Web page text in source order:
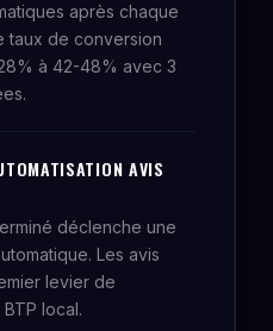
après chaque
taux de conversion
à 42-48% avec 3
AVIS
déclenche une
Les avis
levier de
local.